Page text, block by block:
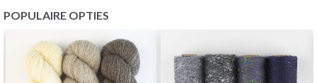
POPULAIRE OPTIES